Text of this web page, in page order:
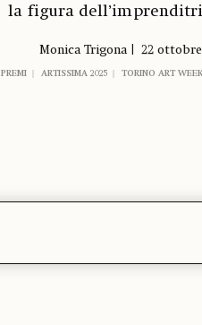
la figura
Monica Trigona 22 ottobre
PREMI ARTISSIMA 2025 TORINO ART